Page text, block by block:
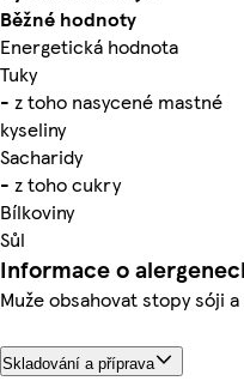
Běžné hodnoty
Energetická hodnota
Tuky
- z toho nasycené mastné
kyseliny
Sacharidy
- z toho cukry
Bílkoviny
Sůl
Informace o
Muže obsahovat stopy sóji
Skladování a příprava